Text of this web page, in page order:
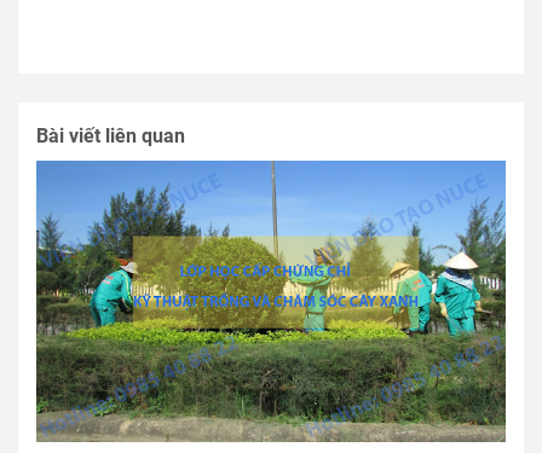
Bài viết liên quan